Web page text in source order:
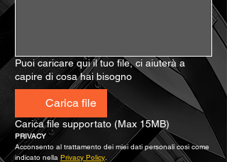
Puoi caricare qui il tuo file, ci aiuterà a
capire di cosa hai bisogno
Carica file
Carica file supportato (Max 15MB)
PRIVACY
Acconsento al trattamento dei miei dati personali così come
indicato nella Privacy Policy.